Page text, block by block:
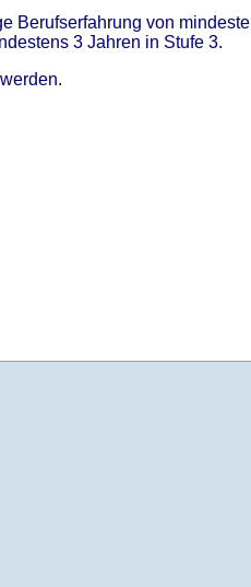
Berufserfahrung von
3 Jahren in Stufe 3.